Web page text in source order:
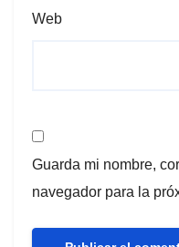
Web
Guarda mi nombre,
navegador para la